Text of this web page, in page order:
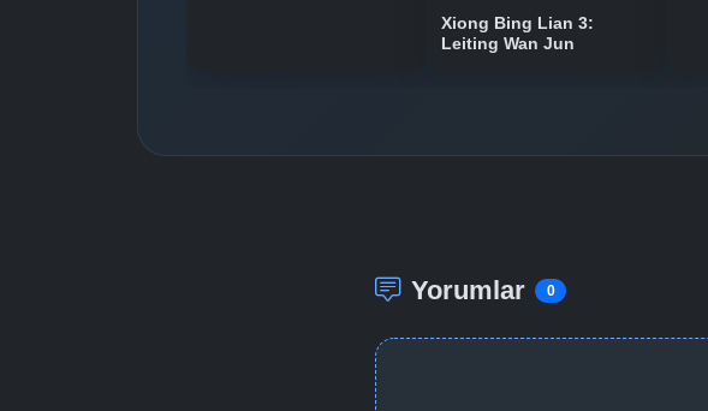
Xiong Bing Lian 3:
Leiting Wan Jun
Yorumlar 0